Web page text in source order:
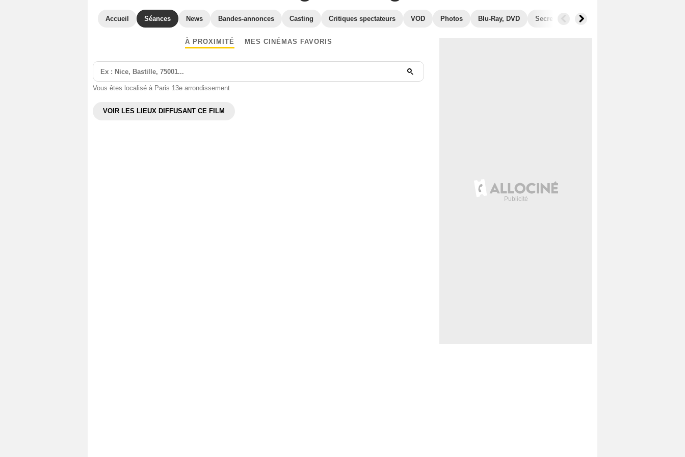
Accueil Séances News Bandes-annonces Casting Critiques spectateurs VOD Photos Blu-Ray, DVD Secrets de tournage
À PROXIMITÉ MES CINÉMAS FAVORIS
Vous êtes localisé à Paris 13e arrondissement
VOIR LES LIEUX DIFFUSANT CE FILM